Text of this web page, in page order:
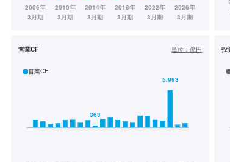
営業CF 単位：億円
営業CF
投